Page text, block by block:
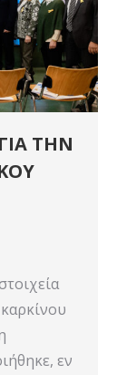
ΤΗΝ
εν